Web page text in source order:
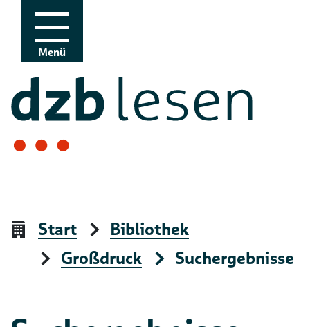
Zur Navigation
Zum Inhalt
Menü
Start
Bibliothek
Großdruck
Suchergebnisse